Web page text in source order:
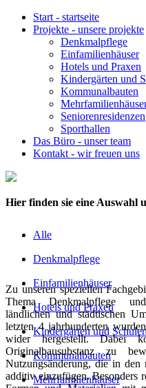
Start - startseite
Projekte - unsere projekte
Denkmalpflege
Einfamilienhäuser
Hotels und Praxen
Kindergärten und
Kommunalbauten
Seniorenresidenzen
Sporthallen
Das Büro - unser team
Kontakt - wir freuen uns
Hier finden sie eine Auswahl
Alle
Denkmalpflege
Einfamilienhäuser
Hotels und Praxen
Kindergärten und Schulen
Kommunalbauten
Mehrfamilienhäuser
Zu unseren speziellen
Thema Denkmalpflege
ländlichen und städtischen
letzten 4 jahrhunderten
wider hergestellt. Dabei
Originalbausubstanz zu
Nutzungsänderung, die in den
additiv einzufügen. Besonders